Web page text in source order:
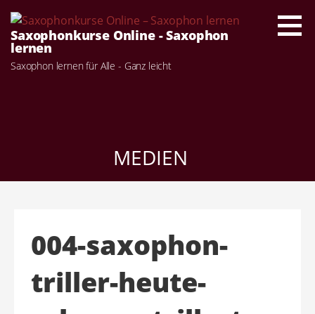
Inhalt
springen
Saxophonkurse Online - Saxophon
lernen
Saxophon lernen für Alle - Ganz leicht
MEDIEN
004-saxophon-
triller-heute-